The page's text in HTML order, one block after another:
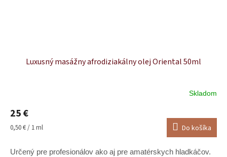
Luxusný masážny afrodiziakálny olej Oriental 50ml
produktu
je
5,0
5
Skladom
25 €
Jednotková
0,50 € / 1 ml Do košíka
Určený pre profesionálov ako aj pre amatérskych hladkáčov.